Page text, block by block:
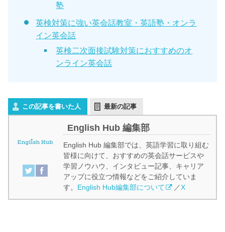
塾
英検対策に強い英会話教室・英語塾・オンラ
イン英会話
英検二次面接試験対策におすすめのオ
ンライン英会話
この記事を書いた人 最新の記事
English Hub 編集部
English Hub 編集部では、英語学習に取り組む
皆様に向けて、おすすめの英会話サービスや
学習ノウハウ、インタビュー記事、キャリア
アップに役立つ情報などをご紹介していま
す。 English Hub編集部について ／X